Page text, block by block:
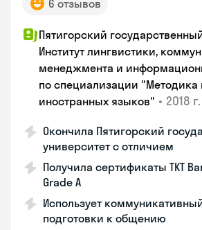
6 отзывов
Пятигорский
Институт лингвистики,
менеджмента и
по специализации "Методика
иностранных языков" • 2018 г.
Окончила Пятигорский
университет с отличием
Получила сертификаты TKT
Grade A
Использует
подготовки к общению